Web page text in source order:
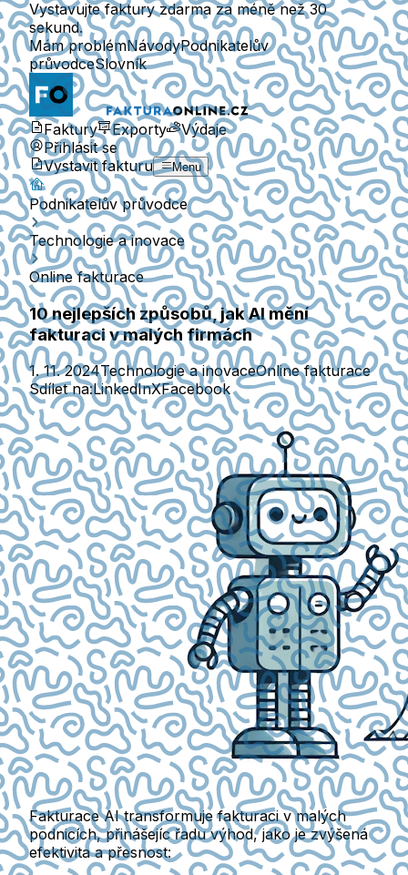
Vystavujte faktury zdarma za méně než 30
sekund.
Mám problémNávodyPodnikatelův
průvodceSlovník
Faktury Exporty
Výdaje
Přihlásit se
Vystavit fakturu
Menu
Podnikatelův průvodce
Technologie a inovace
Online fakturace
10 nejlepších způsobů, jak AI mění
fakturaci v malých firmách
1. 11. 2024Technologie a inovaceOnline fakturace
Sdílet na:LinkedInXFacebook
Fakturace AI transformuje fakturaci v malých
podnicích, přinášejíc řadu výhod, jako je zvýšená
efektivita a přesnost: